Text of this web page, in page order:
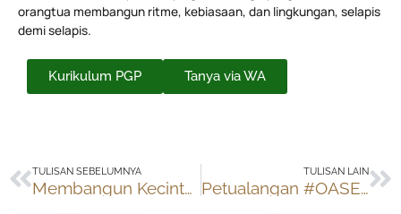
orangtua membangun ritme, kebiasaan, dan lingkungan, selapis
demi selapis.
Kurikulum PGP Tanya via WA
Prev
TULISAN SEBELUMNYA
Membangun Kecintaan Membaca
TULISAN LAIN
Petualangan #OASEksplorasi kelompok Jahe